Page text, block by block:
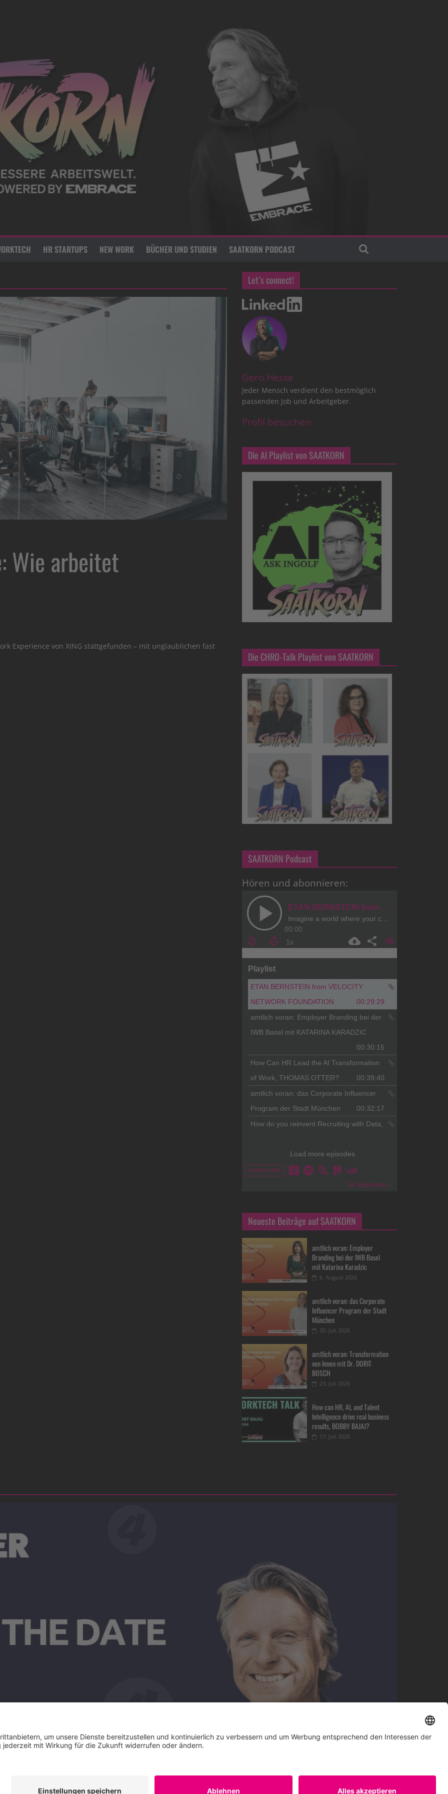
HR STARTUPS NEW WORK BÜCHER UND STUDIEN SAATKORN PODCAST
Wie arbeitet
Experience von XING stattgefunden – mit unglaublichen fast
Let’s connect!
Gero Hesse
Jeder Mensch verdient den bestmöglich
passenden Job und Arbeitgeber.
Profil besuchen
Die AI Playlist von SAATKORN
Die CHRO-Talk Playlist von SAATKORN
SAATKORN Podcast
Hören und abonnieren:
Neueste Beiträge auf SAATKORN
amtlich voran: Employer
Branding bei der IWB Basel
mit Katarina Karadzic
6. August 2026
amtlich voran: das Corporate
Influencer Program der Stadt
München
30. Juli 2026
amtlich voran: Transformation
von Innen mit Dr. DORIT
BOSCH
23. Juli 2026
How can HR, AI, and Talent
Intelligence drive real business
results, BOBBY BAJAJ?
17. Juli 2026